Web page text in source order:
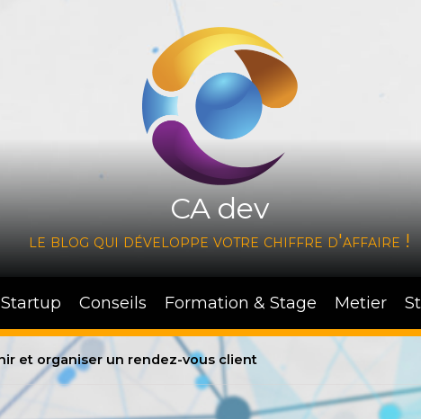
CA dev
le blog qui développe votre chiffre d'affaire !
Conseils Formation & Stage Metier
et organiser un rendez-vous client